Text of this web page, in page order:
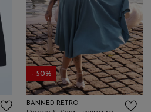
- 50%
BANNED RETRO